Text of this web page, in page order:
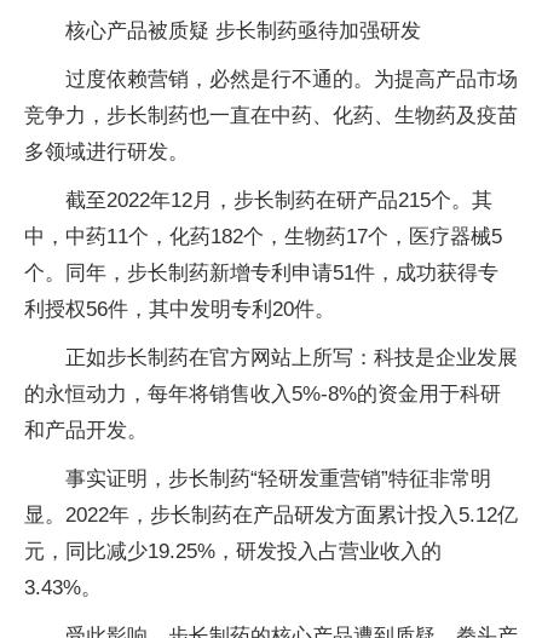
核心产品被质疑 步长制药亟待加强研发
过度依赖营销，必然是行不通的。为提高产品市场
竞争力，步长制药也一直在中药、化药、生物药及疫苗
多领域进行研发。
截至2022年12月，步长制药在研产品215个。其
中，中药11个，化药182个，生物药17个，医疗器械5
个。同年，步长制药新增专利申请51件，成功获得专
利授权56件，其中发明专利20件。
正如步长制药在官方网站上所写：科技是企业发展
的永恒动力，每年将销售收入5%-8%的资金用于科研
和产品开发。
事实证明，步长制药“轻研发重营销”特征非常明
显。2022年，步长制药在产品研发方面累计投入5.12亿
元，同比减少19.25%，研发投入占营业收入的
3.43%。